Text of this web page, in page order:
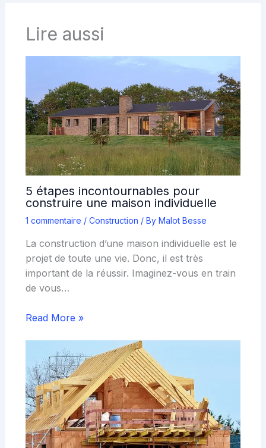
Lire aussi
5 étapes incontournables pour
construire une maison individuelle
1 commentaire / Construction / By Malot Besse
La construction d’une maison individuelle est le
projet de toute une vie. Donc, il est très
important de la réussir. Imaginez-vous en train
de vous…
Read More »